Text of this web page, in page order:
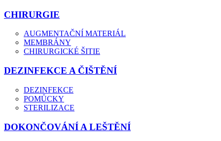
CHIRURGIE
AUGMENTAČNÍ MATERIÁL
MEMBRÁNY
CHIRURGICKÉ ŠITIE
DEZINFEKCE A ČIŠTĚNÍ
DEZINFEKCE
POMŮCKY
STERILIZACE
DOKONČOVÁNÍ A LEŠTĚNÍ